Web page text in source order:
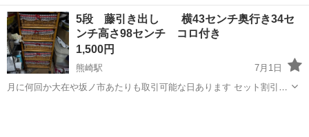
します。
大分 大分市 賀来駅 収納家具 タンス
5段 藤引き出し 横43センチ奥行き34セ
ンチ高さ98センチ コロ付き
1,500円
熊崎駅
7月1日
月に何回か大在や坂ノ市あたりも取引可能な日あります セット割引あ